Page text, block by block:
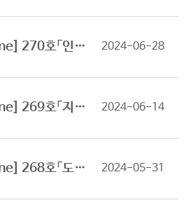
[휴먼플러스 vPlusZine] 270호「인구구조 문제 대응한 주택정책의 근본적 변화 필요」 소식을 알려드립니다. 2024-06-28
[휴먼플러스 vPlusZine] 269호「지속가능성 공시기준 초안의 주요 내용과 건설산업 이슈」 소식을 알려드립니다. 2024-06-14
[휴먼플러스 vPlusZine] 268호「도심개발 활성화 관련 서울시 제도 개선 동향과 의미」 소식을 알려드립니다. 2024-05-31